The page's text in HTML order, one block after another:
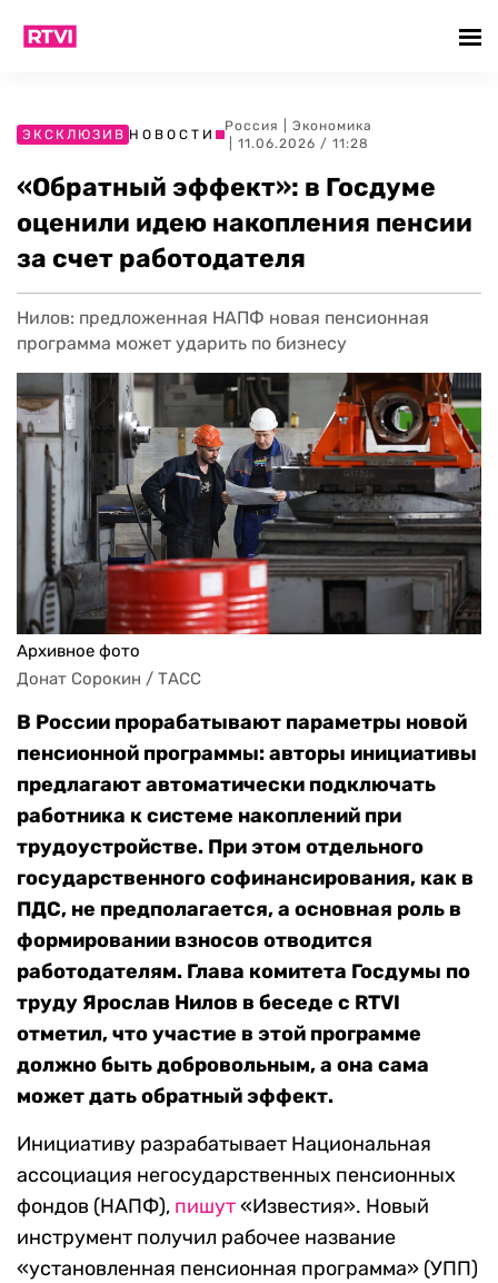
ЭКСКЛЮЗИВ НОВОСТИ
Россия
Экономика
| 11.06.2026 / 11:28
«Обратный эффект»: в Госдуме
оценили идею накопления пенсии
за счет работодателя
Нилов: предложенная НАПФ новая пенсионная
программа может ударить по бизнесу
Архивное фото
Донат Сорокин / ТАСС
В России прорабатывают параметры новой
пенсионной программы: авторы инициативы
предлагают автоматически подключать
работника к системе накоплений при
трудоустройстве. При этом отдельного
государственного софинансирования, как в
ПДС, не предполагается, а основная роль в
формировании взносов отводится
работодателям. Глава комитета Госдумы по
труду Ярослав Нилов в беседе с RTVI
отметил, что участие в этой программе
должно быть добровольным, а она сама
может дать обратный эффект.
Инициативу разрабатывает Национальная
ассоциация негосударственных пенсионных
фондов (НАПФ), пишут«Известия». Новый
инструмент получил рабочее название
«установленная пенсионная программа» (УПП)